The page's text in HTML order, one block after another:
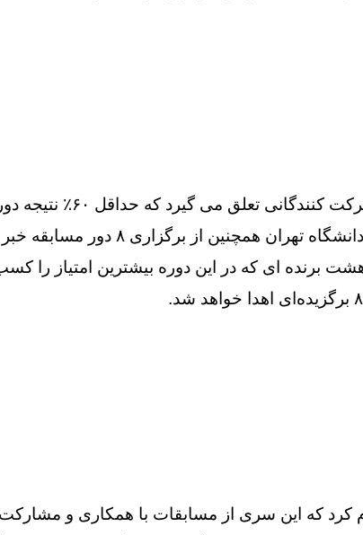
می گیرد که حداقل ۶۰٪ نتیجه دوره را کسب کرده باشند.
تهران همچنین از برگزاری ۸ دور مسابقه خبر داد.
برنده ای که در این دوره بیشترین امتیاز را کسب
کرد که این سری از مسابقات با همکاری و